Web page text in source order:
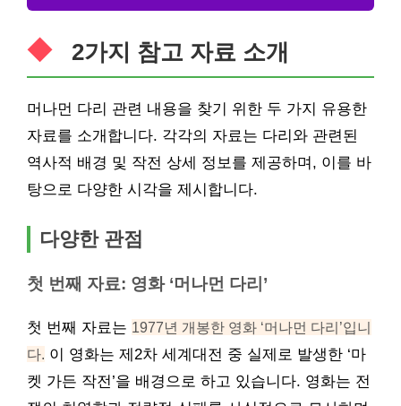
2가지 참고 자료 소개
머나먼 다리 관련 내용을 찾기 위한 두 가지 유용한
자료를 소개합니다. 각각의 자료는 다리와 관련된
역사적 배경 및 작전 상세 정보를 제공하며, 이를 바
탕으로 다양한 시각을 제시합니다.
다양한 관점
첫 번째 자료: 영화 ‘머나먼 다리’
첫 번째 자료는 1977년 개봉한 영화 ‘머나먼 다리’입니
다. 이 영화는 제2차 세계대전 중 실제로 발생한 ‘마
켓 가든 작전’을 배경으로 하고 있습니다. 영화는 전